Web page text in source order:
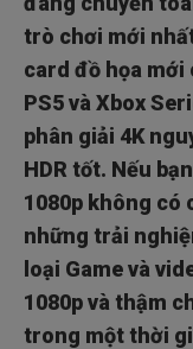
trò chơi mới
card đồ họa mới
PS5 và Xbox
phân giải 4K
HDR tốt. Nếu
1080p không có
những trải
loại Game và
1080p và thậm
trong một thời